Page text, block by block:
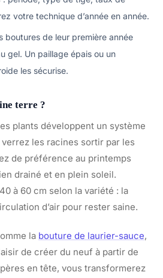
votre technique d’année en année.
boutures de leur première année
gel. Un paillage épais ou un
les sécurise.
terre ?
plants développent un système
les racines sortir par les
de préférence au printemps
drainé et en plein soleil.
à 60 cm selon la variété : la
d’air pour rester saine.
la bouture de laurier-sauce,
de créer du neuf à partir de
en tête, vous transformerez